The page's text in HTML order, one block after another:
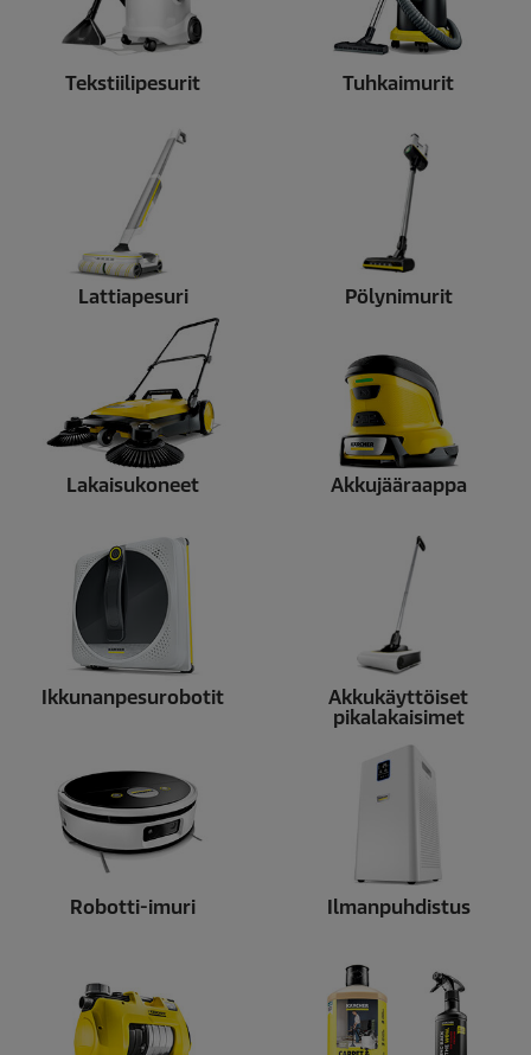
Tekstiilipesurit Tuhkaimurit
Lattiapesuri Pölynimurit
Lakaisukoneet Akkujääraappa
Ikkunanpesurobotit
Akkukäyttöiset
pikalakaisimet
Robotti-imuri Ilmanpuhdistus